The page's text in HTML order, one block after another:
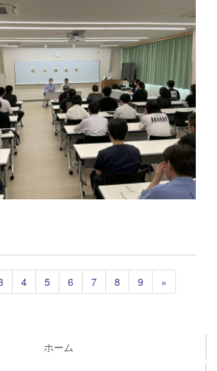
4 5 6 7 8 9 »
ホーム